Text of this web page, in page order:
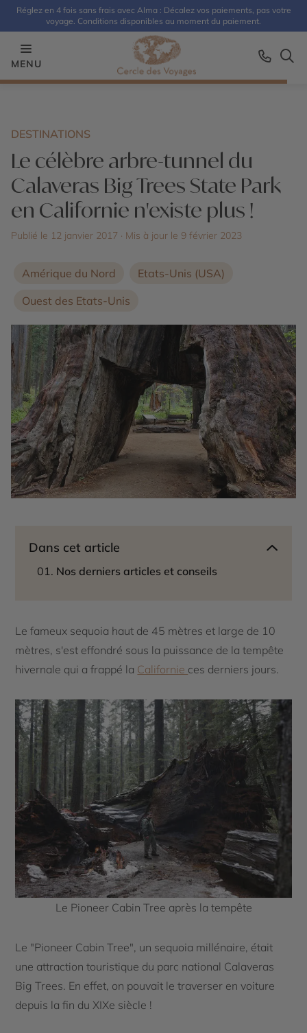
Réglez en 4 fois sans frais avec Alma : Décalez vos paiements, pas votre
voyage. Conditions disponibles au moment du paiement.
MENU
DESTINATIONS
Le célèbre arbre-tunnel du
Calaveras Big Trees State Park
en Californie n'existe plus !
Publié le 12 janvier 2017 · Mis à jour le 9 février 2023
Amérique du Nord
Etats-Unis (USA)
Ouest des Etats-Unis
Dans cet article
Nos derniers articles et conseils
Le fameux sequoia haut de 45 mètres et large de 10
mètres, s'est effondré sous la puissance de la tempête
hivernale qui a frappé la Californie ces derniers jours.
Le Pioneer Cabin Tree après la tempête
Le "Pioneer Cabin Tree", un sequoia millénaire, était
une attraction touristique du parc national Calaveras
Big Trees. En effet, on pouvait le traverser en voiture
depuis la fin du XIXe siècle !